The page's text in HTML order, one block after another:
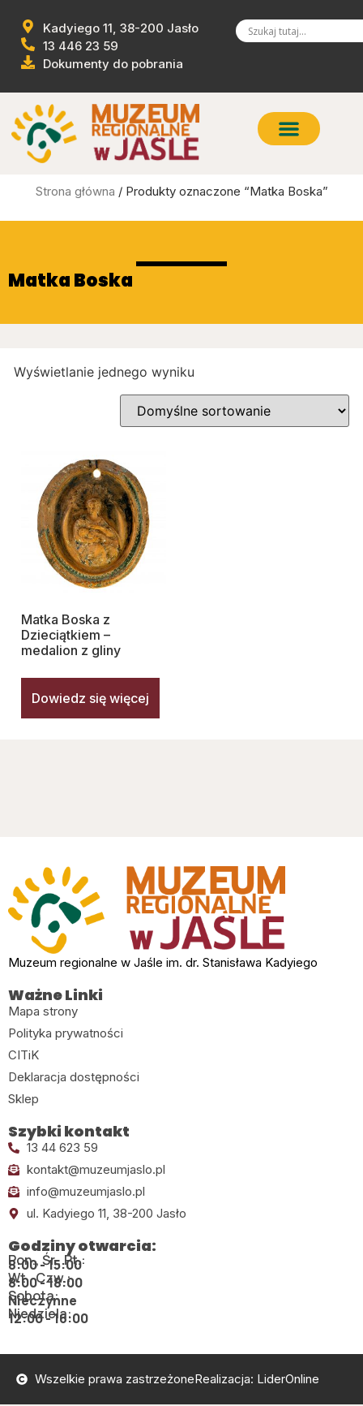
Kadyiego 11, 38-200 Jasło
13 446 23 59
Dokumenty do pobrania
Strona główna / Produkty oznaczone “Matka Boska”
Matka Boska
Wyświetlanie jednego wyniku
Matka Boska z
Dzieciątkiem –
medalion z gliny
Dowiedz się więcej
Muzeum regionalne w Jaśle im. dr. Stanisława Kadyiego
Ważne Linki
Mapa strony
Polityka prywatności
CITiK
Deklaracja dostępności
Sklep
Szybki kontakt
13 44 623 59
kontakt@muzeumjaslo.pl
info@muzeumjaslo.pl
ul. Kadyiego 11, 38-200 Jasło
Godziny otwarcia:
Pon., Śr., Pt.:
8:00 - 15:00
Wt., Czw.:
8:00 - 18:00
Sobota:
Nieczynne
Niedziela:
12:00 - 16:00
Wszelkie prawa zastrzeżoneRealizacja: LiderOnline